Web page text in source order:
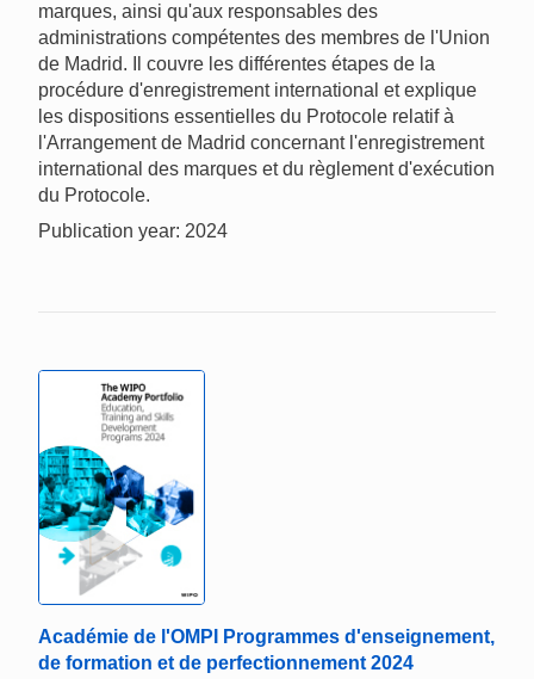
marques, ainsi qu'aux responsables des
administrations compétentes des membres de l'Union
de Madrid. Il couvre les différentes étapes de la
procédure d'enregistrement international et explique
les dispositions essentielles du Protocole relatif à
l'Arrangement de Madrid concernant l'enregistrement
international des marques et du règlement d'exécution
du Protocole.
Publication year: 2024
Académie de l'OMPI Programmes d'enseignement,
de formation et de perfectionnement 2024